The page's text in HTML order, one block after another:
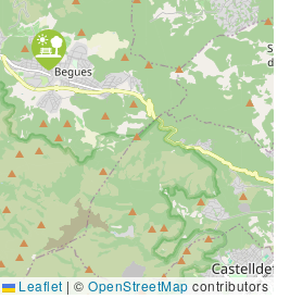
Leaflet | © OpenStreetMap contributors